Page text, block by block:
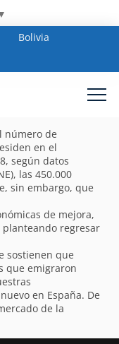
Bolivia
número de
en el
según datos
las 450.000
sin embargo, que
de mejora,
planteando regresar
sostienen que
que emigraron
en España. De
de la